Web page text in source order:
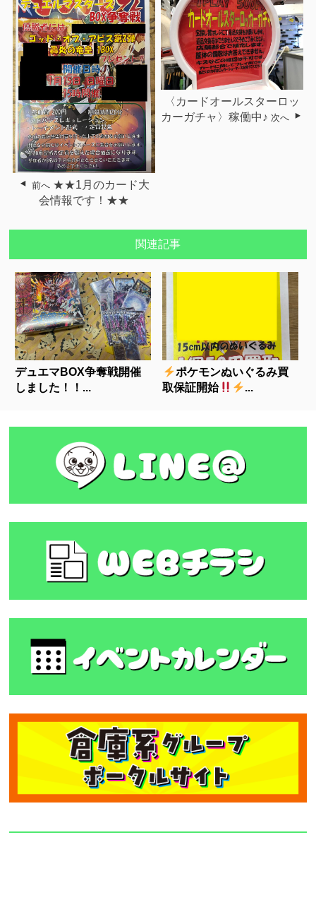
前へ ★★1月のカード大
会情報です！★★
〈カードオールスターロッ
カーガチャ〉稼働中♪ 次へ
関連記事
デュエマBOX争奪戦開催
しました！！...
ポケモンぬいぐるみ買
取保証開始
...